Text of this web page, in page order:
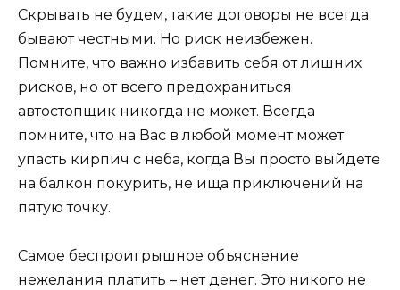
Скрывать не будем, такие договоры не всегда
бывают честными. Но риск неизбежен.
Помните, что важно избавить себя от лишних
рисков, но от всего предохраниться
автостопщик никогда не может. Всегда
помните, что на Вас в любой момент может
упасть кирпич с неба, когда Вы просто выйдете
на балкон покурить, не ища приключений на
пятую точку.
Самое беспроигрышное объяснение
нежелания платить – нет денег. Это никого не